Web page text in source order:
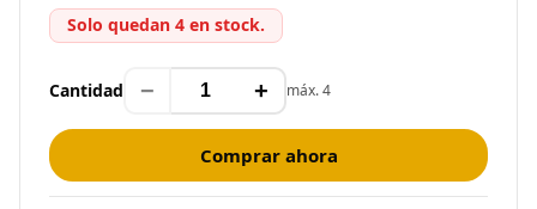
Solo quedan 4 en stock.
Cantidad − + máx. 4
Comprar ahora